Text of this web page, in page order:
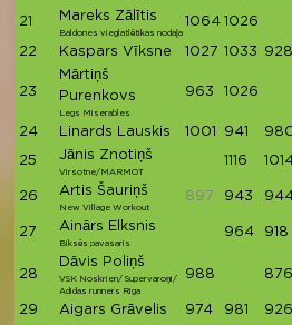
21 Mareks Zālītis
Baldones vieglatlētikas nodaļa
1064 1026
22 Kaspars Vīksne 1027 1033 928
23
Mārtiņš
Purenkovs
Legs Miserables
963 1026
24 Linards Lauskis 1001 941
25 Jānis Znotiņš
Virsotne/MARMOT
1116
26 Artis Šauriņš
New Village Workout
897 943
27 Ainārs Elksnis
Biksēs pavasaris
964 918
28
Dāvis Poliņš
VSK Noskrien/ Supervaroņi/
Adidas runners Riga
988 876
29 Aigars Grāvelis 974 981 926